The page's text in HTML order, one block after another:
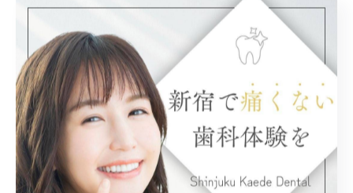
健康状態や生活習慣に大きく関係しています。例えば、
口腔衛生が不十分な場合や、メンテナンスを怠ることで
インプラント周囲炎が発生しやすくなり、口臭などの問
題を引き起こすことがあります。さらに、糖尿病などの
全身疾患がある方は感染リスクが高まり、インプラント
治療自体が適さない場合も。このようなリスクを防ぐた
めには、専門医による事前の診断や定期的なケアが不可
欠です。